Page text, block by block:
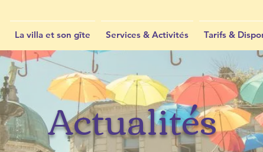
La villa et son gîte Services & Activités Tarifs &
Actualités